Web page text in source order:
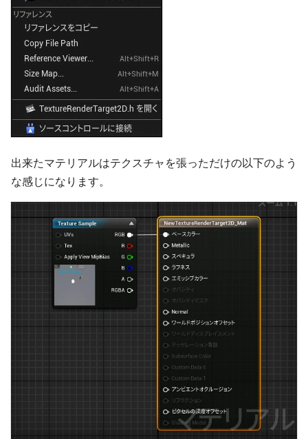
出来たマテリアルはテクスチャを張っただけの以下のよう
な感じになります。